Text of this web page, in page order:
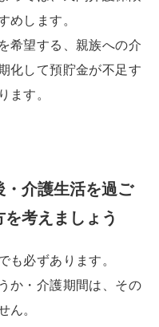
めします。
希望する、親族への介
化して預貯金が不足す
ます。
・介護生活を過ご
考えましょう
も必ずあります。
か・介護期間は、その
ん。